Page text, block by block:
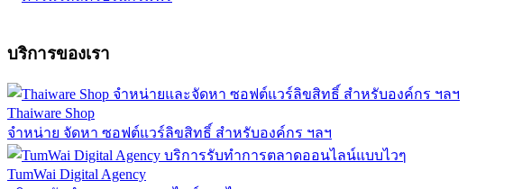
บริการของเรา
Thaiware Shop
จำหน่าย จัดหา ซอฟต์แวร์ลิขสิทธิ์ สำหรับองค์กร ฯลฯ
TumWai Digital Agency